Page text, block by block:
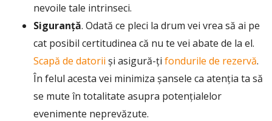
nevoile tale intrinseci.
Siguranță. Odată ce pleci la drum vei vrea să ai pe
cat posibil certitudinea că nu te vei abate de la el.
Scapă de datorii și asigură-ți fondurile de rezervă.
În felul acesta vei minimiza șansele ca atenția ta să
se mute în totalitate asupra potențialelor
evenimente neprevăzute.